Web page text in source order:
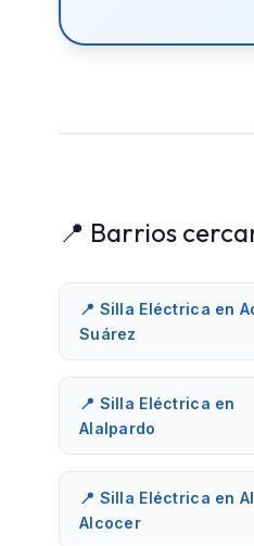
📍 Barrios
📍 Silla Eléctrica en
Suárez
📍 Silla Eléctrica en
Alalpardo
📍 Silla Eléctrica en
Alcocer